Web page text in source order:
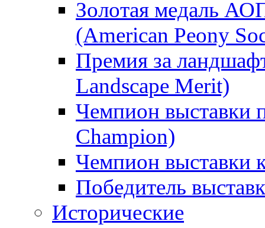
Золотая медаль
(American Peony
Премия за
Landscape Merit)
Чемпион выставки
Champion)
Чемпион выставки
Победитель
Исторические